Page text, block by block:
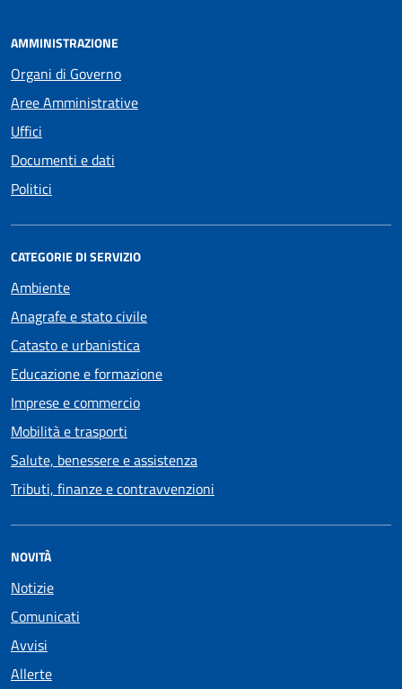
AMMINISTRAZIONE
Organi di Governo
Aree Amministrative
Uffici
Documenti e dati
Politici
CATEGORIE DI SERVIZIO
Ambiente
Anagrafe e stato civile
Catasto e urbanistica
Educazione e formazione
Imprese e commercio
Mobilità e trasporti
Salute, benessere e assistenza
Tributi, finanze e contravvenzioni
NOVITÀ
Notizie
Comunicati
Avvisi
Allerte